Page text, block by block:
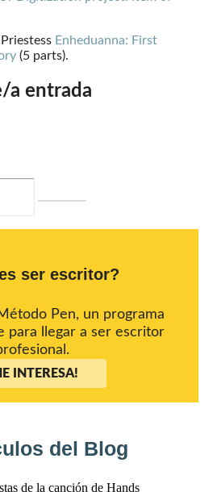
Enheduanna: First
(5 parts).
a entrada
ser escritor?
Pen, un programa
para llegar a ser escritor
INTERESA!
del Blog